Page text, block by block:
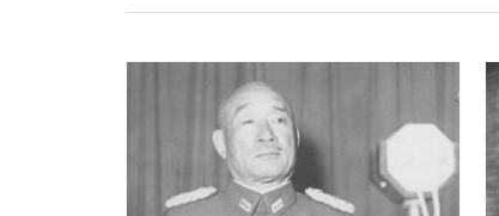
「敗因分析は一切聞かれなかった」侍
キングの誕生を、目撃せよ。